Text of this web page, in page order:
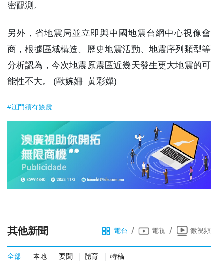
密觀測。
另外，省地震局並立即與中國地震台網中心視像會
商，根據區域構造、歷史地震活動、地震序列類型等
分析認為，今次地震原震區近幾天發生更大地震的可
能性不大。 (歐婉姍 黃彩嬋)
#江門續有餘震
其他新聞 電台 / 電視 / 微視頻
全部 本地 要聞 體育 特稿